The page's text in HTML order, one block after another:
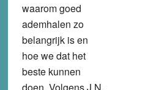
waarom goed
ademhalen zo
belangrijk is en
hoe we dat het
beste kunnen
doen. Volgens J.N.